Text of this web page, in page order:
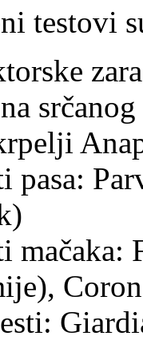
testovi
pasa: